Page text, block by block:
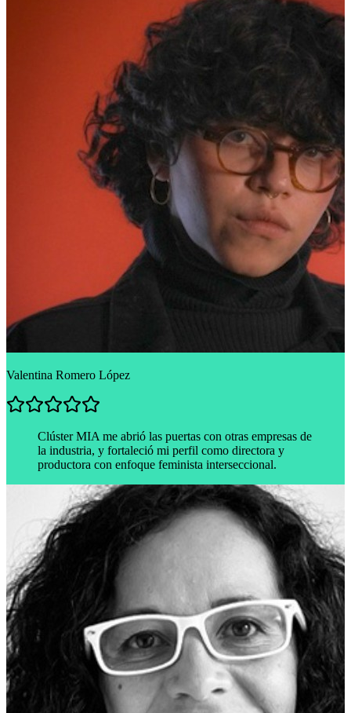
Valentina Romero López
Clúster MIA me abrió las puertas con otras empresas de
la industria, y fortaleció mi perfil como directora y
productora con enfoque feminista interseccional.